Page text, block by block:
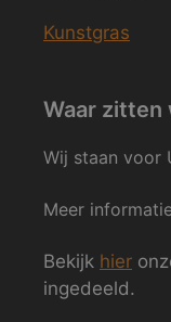
Kunstgras
Waar zitten
Wij staan voor
Meer
Bekijk hier
ingedeeld.